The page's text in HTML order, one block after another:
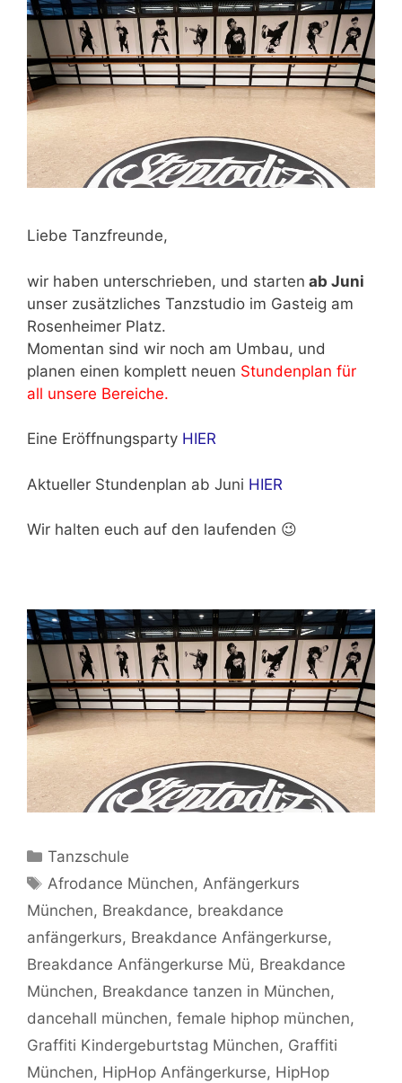
Liebe Tanzfreunde,
wir haben unterschrieben, und starten ab Juni
unser zusätzliches Tanzstudio im Gasteig am
Rosenheimer Platz.
Momentan sind wir noch am Umbau, und
planen einen komplett neuen Stundenplan für
all unsere Bereiche.
Eine Eröffnungsparty HIER
Aktueller Stundenplan ab Juni HIER
Wir halten euch auf den laufenden 😉
Kategorien
Tanzschule
Schlagwörter
Afrodance München,Anfängerkurs
München, Breakdance, breakdance
anfängerkurs, Breakdance Anfängerkurse,
Breakdance Anfängerkurse Mü, Breakdance
München, Breakdance tanzen in München,
dancehall münchen, female hiphop münchen,
Graffiti Kindergeburtstag München, Graffiti
München, HipHop Anfängerkurse, HipHop